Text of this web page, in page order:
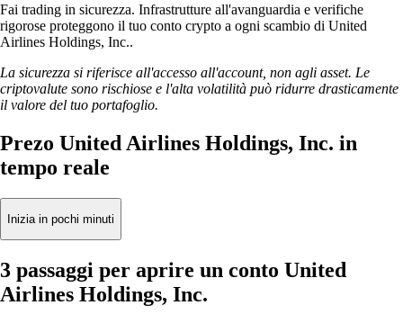
Fai trading in sicurezza. Infrastrutture all'avanguardia e verifiche
rigorose proteggono il tuo conto crypto a ogni scambio di United
Airlines Holdings, Inc..
La sicurezza si riferisce all'accesso all'account, non agli asset. Le
criptovalute sono rischiose e l'alta volatilità può ridurre drasticamente
il valore del tuo portafoglio.
Prezo United Airlines Holdings, Inc. in
tempo reale
Inizia in pochi minuti
3 passaggi per aprire un conto United
Airlines Holdings, Inc.